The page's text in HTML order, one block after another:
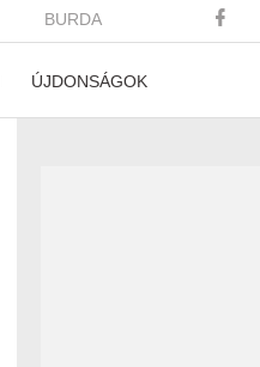
BURDA
ÚJDONSÁGOK